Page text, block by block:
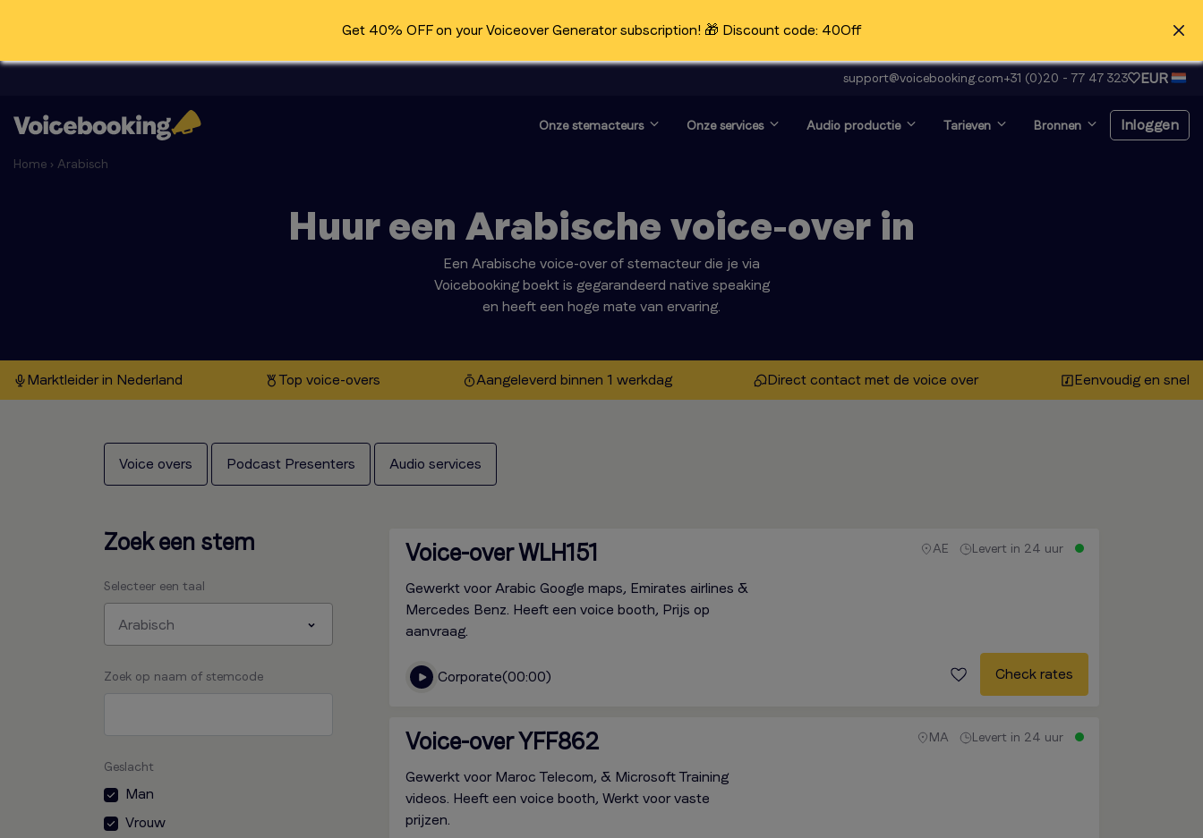
Get 40% OFF on your Voiceover Generator subscription! 🎁 Discount code: 40Off
support@voicebooking.com+31 (0)20 - 77 47 323 EUR
Onze stemacteurs Onze services Audio productie Tarieven Bronnen Inloggen
Huur een Arabische voice-over in
Een Arabische voice-over of stemacteur die je via
Voicebooking boekt is gegarandeerd native speaking
en heeft een hoge mate van ervaring.
Home › Arabisch
Marktleider in Nederland Top voice-overs Aangeleverd binnen 1 werkdag Direct contact met de voice over Eenvoudig en snel
Voice overs Podcast Presenters Audio services
Zoek een stem
Selecteer een taal
Arabisch
Zoek op naam of stemcode
Geslacht
Man
Vrouw
AE Levert in 24 uur
Voice-over WLH151
Gewerkt voor Arabic Google maps, Emirates airlines &
Mercedes Benz. Heeft een voice booth, Prijs op
aanvraag.
Corporate 00:00 Check rates
MA Levert in 24 uur
Voice-over YFF862
Gewerkt voor Maroc Telecom, & Microsoft Training
videos. Heeft een voice booth, Werkt voor vaste
prijzen.